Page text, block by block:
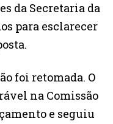
da Secretaria da
para esclarecer
foi retomada. O
na Comissão
e seguiu